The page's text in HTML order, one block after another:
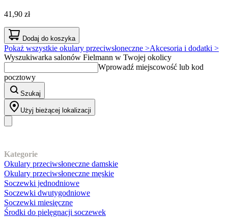
41,90 zł
Dodaj do koszyka
Pokaż wszystkie okulary przeciwsłoneczne >Akcesoria i dodatki >
Wyszukiwarka salonów Fielmann w Twojej okolicy
Wprowadź miejscowość lub kod
pocztowy
Szukaj
Użyj bieżącej lokalizacji
Kategorie
Okulary przeciwsłoneczne damskie
Okulary przeciwsłoneczne męskie
Soczewki jednodniowe
Soczewki dwutygodniowe
Soczewki miesięczne
Środki do pielęgnacji soczewek